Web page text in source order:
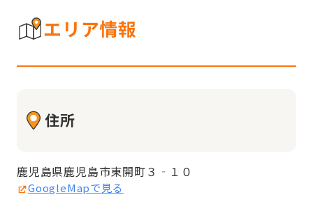
エリア情報
住所
鹿児島県鹿児島市東開町３‐１０
GoogleMapで見る